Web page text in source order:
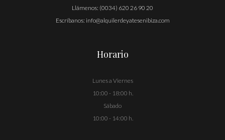
Llámenos: (0034) 620 26 90 20
Escríbanos: info@alquilerdeyatesenibiza.com
Horario
Lunes a Viernes
10:00 - 18:00 h.
Sábado
10:00 - 14:00 h.